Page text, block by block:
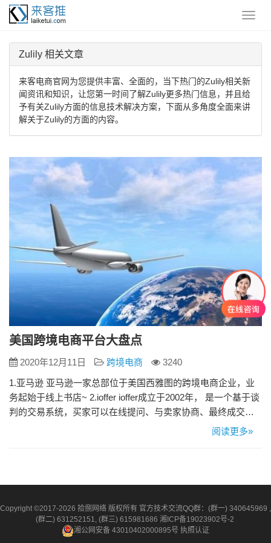
Zulily 相关文章
来客电商官网为您提供丰富、全面的，当下热门的Zulily相关新
闻资讯和知识，让您第一时间了解Zulily更多热门信息，并且给
予有关Zulily方面的信息技术解决方案，下面从多角度全面来讲
解关于Zulily的方面的内容。
美国跨境电商平台大盘点
2020年12月11日 跨境电商
3240
1.亚马逊 亚马逊一家总部位于美国西雅图的跨境电商企业，业
务起始于线上书店~ 2.ioffer ioffer成立于2002年， 是一个基于谈
判的交易系统，买家可以在线提问、与卖家协商、最终成交并
可以在线付款。ioffer在线商品早已超过100万种，拥有着100万
阅读更多»
Copyright ©2017-2026 拾捌网络 版权所有 官方技术交流QQ群：(群一) 340645969 ,
(群二) 631252151, (群三) 615981686 湘ICP备19023902号-2
湘公网安备 43010402000895号 执照认证